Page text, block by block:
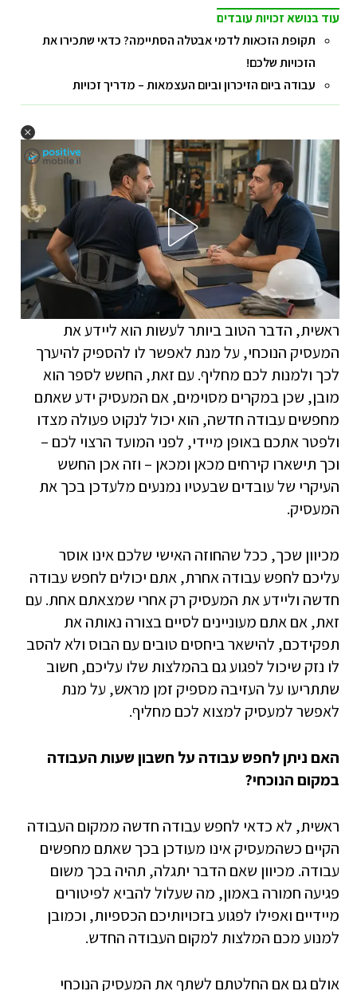
עוד בנושא זכויות עובדים
תקופת הזכאות לדמי אבטלה הסתיימה? כדאי שתכירו את
הזכויות שלכם!
עבודה ביום הזיכרון וביום העצמאות – מדריך זכויות
ראשית, הדבר הטוב ביותר לעשות הוא ליידע את
המעסיק הנוכחי, על מנת לאפשר לו להספיק להיערך
לכך ולמנות לכם מחליף. עם זאת, החשש לספר הוא
מובן, שכן במקרים מסוימים, אם המעסיק ידע שאתם
מחפשים עבודה חדשה, הוא יכול לנקוט פעולה מצדו
ולפטר אתכם באופן מיידי, לפני המועד הרצוי לכם –
וכך תישארו קירחים מכאן ומכאן – וזה אכן החשש
העיקרי של עובדים שבעטיו נמנעים מלעדכן בכך את
המעסיק.
מכיוון שכך, ככל שהחוזה האישי שלכם אינו אוסר
עליכם לחפש עבודה אחרת, אתם יכולים לחפש עבודה
חדשה וליידע את המעסיק רק אחרי שמצאתם אחת. עם
זאת, אם אתם מעוניינים לסיים בצורה נאותה את
תפקידכם, להישאר ביחסים טובים עם הבוס ולא להסב
לו נזק שיכול לפגוע גם בהמלצות שלו עליכם, חשוב
שתתריעו על העזיבה מספיק זמן מראש, על מנת
לאפשר למעסיק למצוא לכם מחליף.
האם ניתן לחפש עבודה על חשבון שעות העבודה
במקום הנוכחי?
ראשית, לא כדאי לחפש עבודה חדשה ממקום העבודה
הקיים כשהמעסיק אינו מעודכן בכך שאתם מחפשים
עבודה. מכיוון שאם הדבר יתגלה, תהיה בכך משום
פגיעה חמורה באמון, מה שעלול להביא לפיטורים
מיידיים ואפילו לפגוע בזכויותיכם הכספיות, וכמובן
למנוע מכם המלצות למקום העבודה החדש.
אולם גם אם החלטתם לשתף את המעסיק הנוכחי